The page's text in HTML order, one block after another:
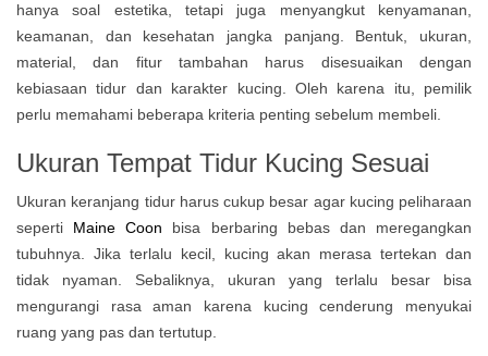
hanya soal estetika, tetapi juga menyangkut kenyamanan,
keamanan, dan kesehatan jangka panjang. Bentuk, ukuran,
material, dan fitur tambahan harus disesuaikan dengan
kebiasaan tidur dan karakter kucing. Oleh karena itu, pemilik
perlu memahami beberapa kriteria penting sebelum membeli.
Ukuran Tempat Tidur Kucing Sesuai
Ukuran keranjang tidur harus cukup besar agar kucing peliharaan
seperti Maine Coon bisa berbaring bebas dan meregangkan
tubuhnya. Jika terlalu kecil, kucing akan merasa tertekan dan
tidak nyaman. Sebaliknya, ukuran yang terlalu besar bisa
mengurangi rasa aman karena kucing cenderung menyukai
ruang yang pas dan tertutup.